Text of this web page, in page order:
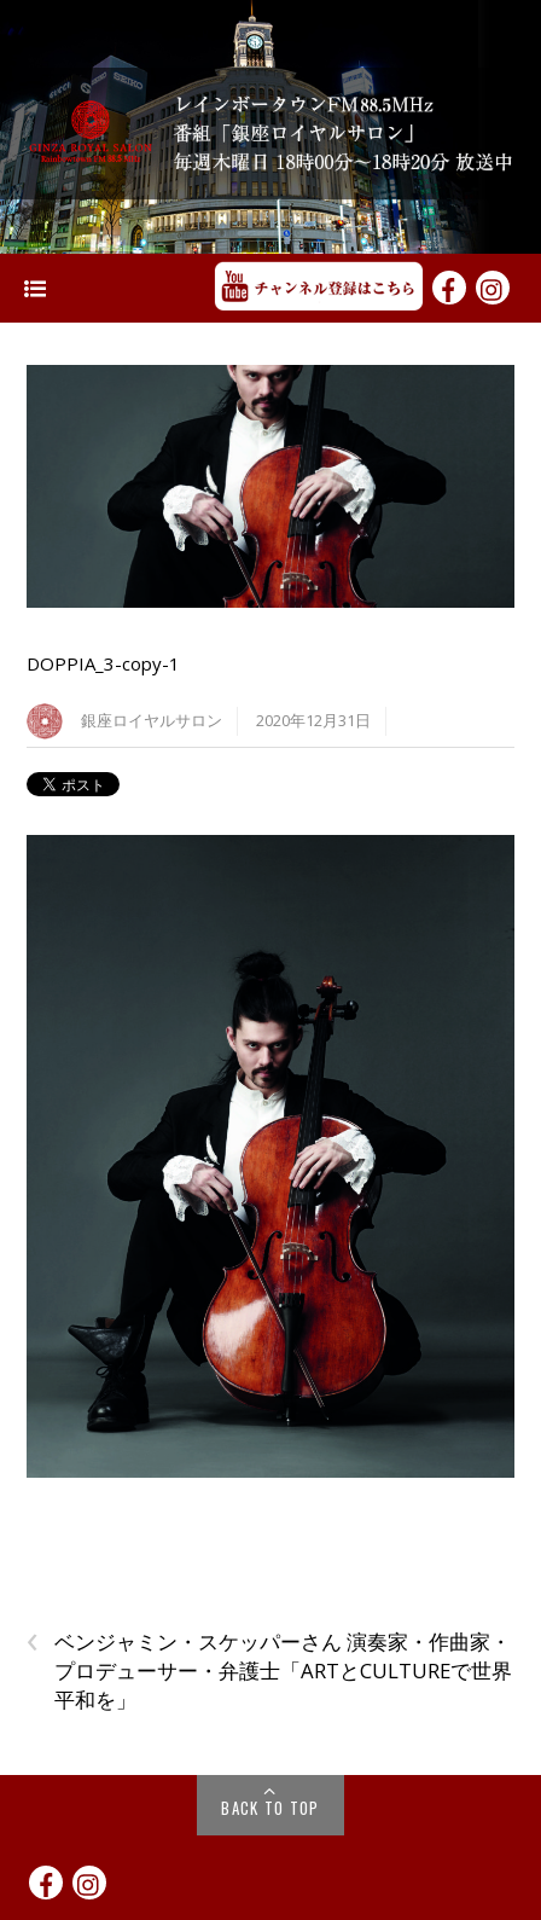
DOPPIA_3-copy-1
銀座ロイヤルサロン 2020年12月31日
‹
ベンジャミン・スケッパーさん 演奏家・作曲家・
プロデューサー・弁護士「ARTとCULTUREで世界
平和を」
BACK TO TOP